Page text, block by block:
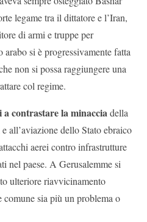
legame tra il dittatore e l’Iran,
di armi e truppe per
si è progressivamente fatta
non si possa raggiungere una
col regime.
a contrastare la minacciadella
all’aviazione dello Stato ebraico
aerei contro infrastrutture
nel paese. A Gerusalemme si
ulteriore riavvicinamento
comune sia più un problema o